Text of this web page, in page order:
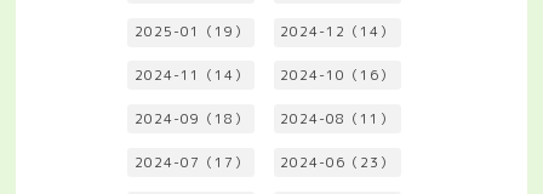
2025-01（19） 2024-12（14）
2024-11（14） 2024-10（16）
2024-09（18） 2024-08（11）
2024-07（17） 2024-06（23）